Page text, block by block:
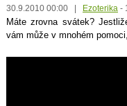
30.9.2010 00:00 | Ezoterika -
Máte zrovna svátek?
vám může v mnohém